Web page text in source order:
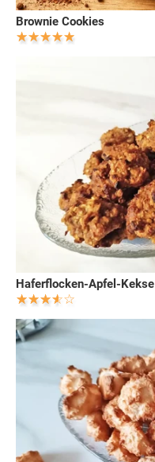
Brownie Cookies
Haferflocken-Apfel-Kekse